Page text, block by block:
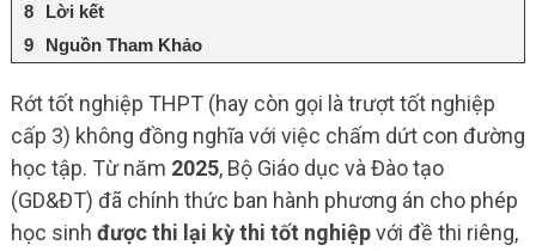
Lời kết
Nguồn Tham Khảo
Rớt tốt nghiệp THPT (hay còn gọi là trượt tốt nghiệp
cấp 3) không đồng nghĩa với việc chấm dứt con đường
học tập. Từ năm 2025, Bộ Giáo dục và Đào tạo
(GD&ĐT) đã chính thức ban hành phương án cho phép
học sinh được thi lại kỳ thi tốt nghiệpvới đề thi riêng,